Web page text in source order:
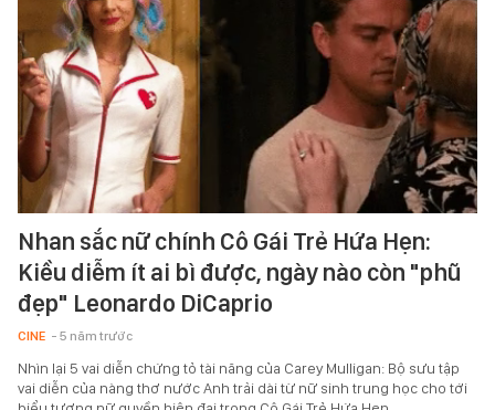
Nhan sắc nữ chính Cô Gái Trẻ Hứa Hẹn:
Kiều diễm ít ai bì được, ngày nào còn "phũ
đẹp" Leonardo DiCaprio
CINE - 5 năm trước
Nhìn lại 5 vai diễn chứng tỏ tài năng của Carey Mulligan: Bộ sưu tập
vai diễn của nàng thơ nước Anh trải dài từ nữ sinh trung học cho tới